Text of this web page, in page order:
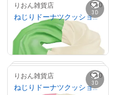
# 2/100
# 2/100
3D
りおん雑貨店 0
ねじりドーナツクッション・抹茶
1,000 ($6.34)
Primary Sale
3D
りおん雑貨店 0
ねじりドーナツクッション・いちご